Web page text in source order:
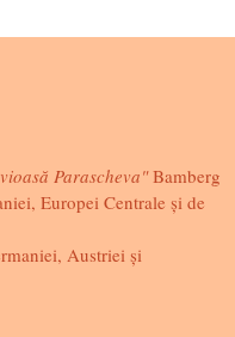
Parascheva"Bamberg
Europei Centrale și de
Austriei și